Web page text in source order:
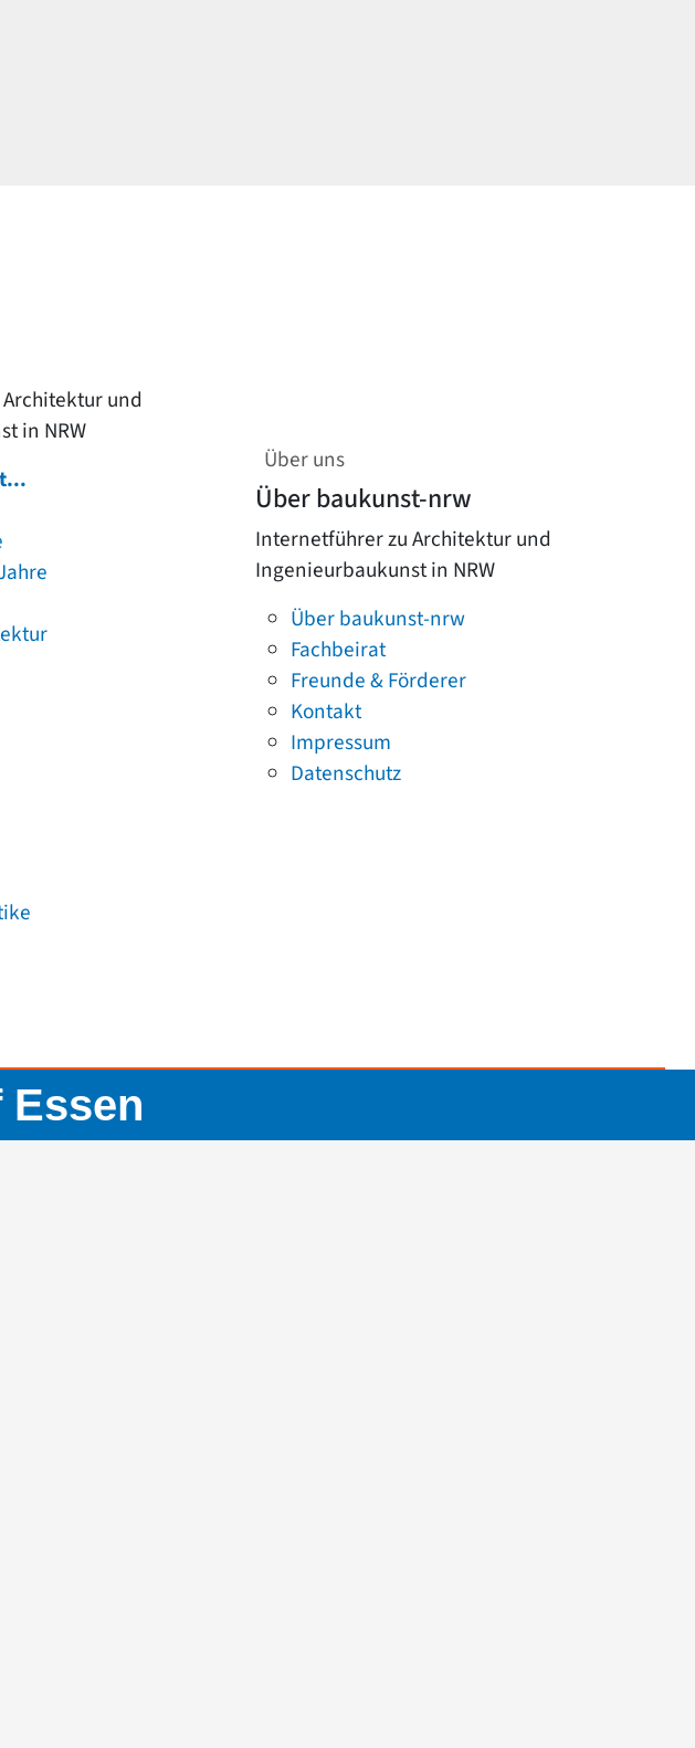
und
in NRW
Über uns
Über baukunst-nrw
Internetführer zu Architektur und
Ingenieurbaukunst in NRW
Über baukunst-nrw
Fachbeirat
Freunde & Förderer
Kontakt
Impressum
Datenschutz
Essen